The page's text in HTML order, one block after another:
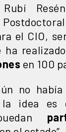
el CIO,
ha
en 100
no
la idea es